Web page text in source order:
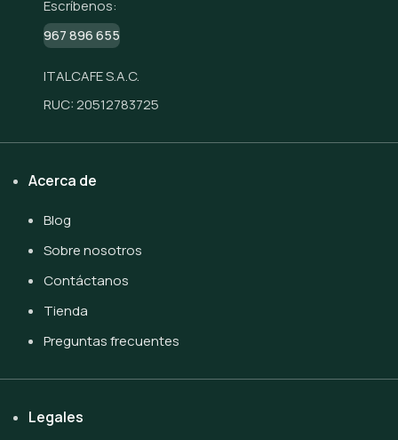
Escríbenos:
967 896 655
ITALCAFE S.A.C.
RUC: 20512783725
Acerca de
Blog
Sobre nosotros
Contáctanos
Tienda
Preguntas frecuentes
Legales